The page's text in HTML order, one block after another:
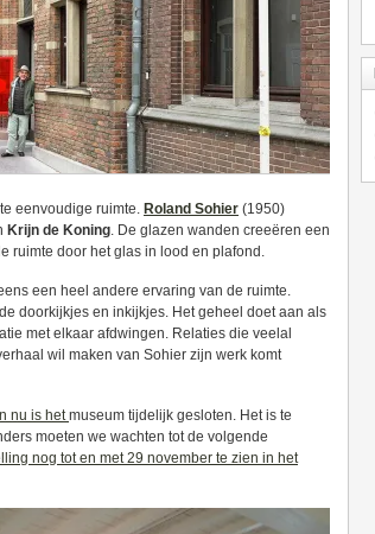
eenvoudige ruimte. Roland Sohier (1950)
Krijn de Koning. De glazen wanden creeëren een
ruimte door het glas in lood en plafond.
een heel andere ervaring van de ruimte.
doorkijkjes en inkijkjes. Het geheel doet aan als
met elkaar afdwingen. Relaties die veelal
wil maken van Sohier zijn werk komt
nu is hetmuseum tijdelijk gesloten. Het is te
moeten we wachten tot de volgende
nog tot en met 29 november te zien in het